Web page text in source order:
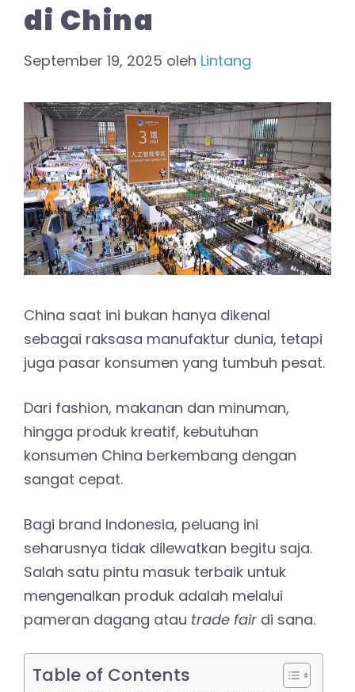
di China
September 19, 2025 oleh Lintang
China saat ini bukan hanya dikenal
sebagai raksasa manufaktur dunia, tetapi
juga pasar konsumen yang tumbuh pesat.
Dari fashion, makanan dan minuman,
hingga produk kreatif, kebutuhan
konsumen China berkembang dengan
sangat cepat.
Bagi brand Indonesia, peluang ini
seharusnya tidak dilewatkan begitu saja.
Salah satu pintu masuk terbaik untuk
mengenalkan produk adalah melalui
pameran dagang atau trade fair di sana.
Table of Contents